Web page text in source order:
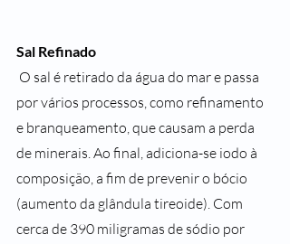
Sal Refinado
por vários processos, como refinamento
e branqueamento, que causam a perda
de minerais. Ao final, adiciona-se iodo à
composição, a fim de prevenir o bócio
(aumento da glândula tireoide). Com
cerca de 390 miligramas de sódio por